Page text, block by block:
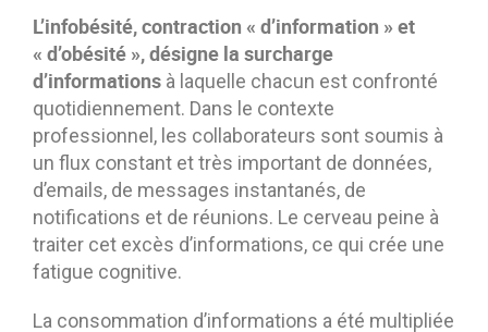
L’infobésité, contraction « d’information » et
« d’obésité », désigne la surcharge
d’informations à laquelle chacun est confronté
quotidiennement. Dans le contexte
professionnel, les collaborateurs sont soumis à
un flux constant et très important de données,
d’emails, de messages instantanés, de
notifications et de réunions. Le cerveau peine à
traiter cet excès d’informations, ce qui crée une
fatigue cognitive.
La consommation d’informations a été multipliée